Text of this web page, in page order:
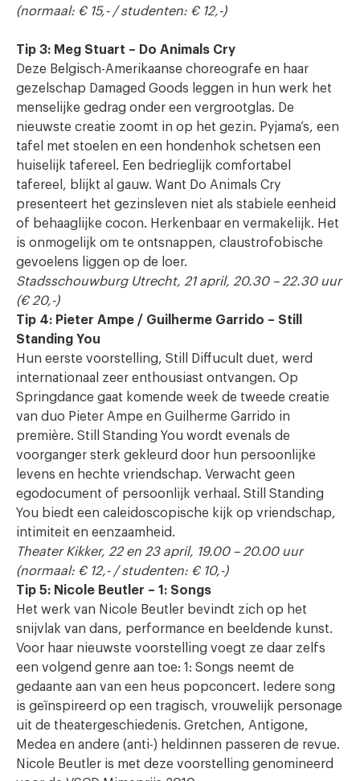
(normaal: € 15,- / studenten: € 12,-)
Tip 3: Meg Stuart – Do Animals Cry
Deze Belgisch-Amerikaanse choreografe en haar
gezelschap Damaged Goods leggen in hun werk het
menselijke gedrag onder een vergrootglas. De
nieuwste creatie zoomt in op het gezin. Pyjama’s, een
tafel met stoelen en een hondenhok schetsen een
huiselijk tafereel. Een bedrieglijk comfortabel
tafereel, blijkt al gauw. Want Do Animals Cry
presenteert het gezinsleven niet als stabiele eenheid
of behaaglijke cocon. Herkenbaar en vermakelijk. Het
is onmogelijk om te ontsnappen, claustrofobische
gevoelens liggen op de loer.
Stadsschouwburg Utrecht, 21 april, 20.30 – 22.30 uur
(€ 20,-)
Tip 4: Pieter Ampe / Guilherme Garrido – Still
Standing You
Hun eerste voorstelling, Still Diffucult duet, werd
internationaal zeer enthousiast ontvangen. Op
Springdance gaat komende week de tweede creatie
van duo Pieter Ampe en Guilherme Garrido in
première. Still Standing You wordt evenals de
voorganger sterk gekleurd door hun persoonlijke
levens en hechte vriendschap. Verwacht geen
egodocument of persoonlijk verhaal. Still Standing
You biedt een caleidoscopische kijk op vriendschap,
intimiteit en eenzaamheid.
Theater Kikker, 22 en 23 april, 19.00 – 20.00 uur
(normaal: € 12,- / studenten: € 10,-)
Tip 5: Nicole Beutler – 1: Songs
Het werk van Nicole Beutler bevindt zich op het
snijvlak van dans, performance en beeldende kunst.
Voor haar nieuwste voorstelling voegt ze daar zelfs
een volgend genre aan toe: 1: Songs neemt de
gedaante aan van een heus popconcert. Iedere song
is geïnspireerd op een tragisch, vrouwelijk personage
uit de theatergeschiedenis. Gretchen, Antigone,
Medea en andere (anti-) heldinnen passeren de revue.
Nicole Beutler is met deze voorstelling genomineerd